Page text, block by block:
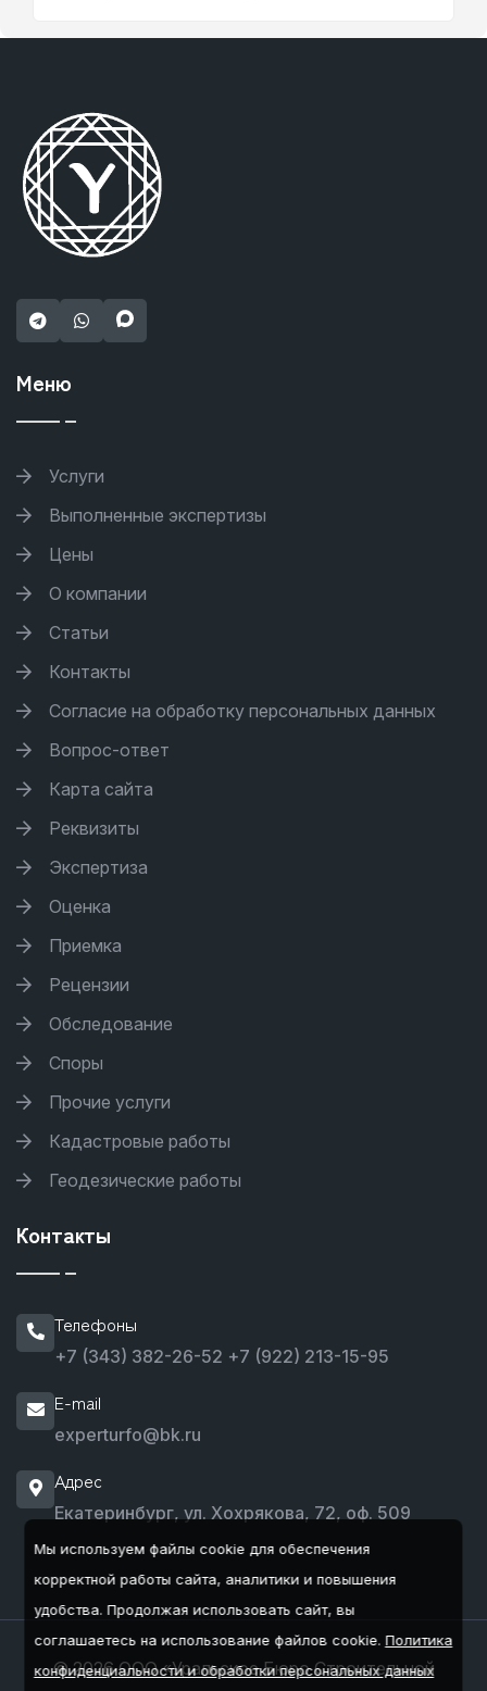
Меню
Услуги
Выполненные экспертизы
Цены
О компании
Статьи
Контакты
Согласие на обработку персональных данных
Вопрос-ответ
Карта сайта
Реквизиты
Экспертиза
Оценка
Приемка
Рецензии
Обследование
Споры
Прочие услуги
Кадастровые работы
Геодезические работы
Контакты
Телефоны
+7 (343) 382-26-52 +7 (922) 213-15-95
E-mail
experturfo@bk.ru
Адрес
Екатеринбург, ул. Хохрякова, 72, оф. 509
© 2026 ООО «Уральское Бюро Строительной
Мы используем файлы cookie для обеспечения
корректной работы сайта, аналитики и повышения
удобства. Продолжая использовать сайт, вы
соглашаетесь на использование файлов cookie. Политика
конфиденциальности и обработки персональных данных